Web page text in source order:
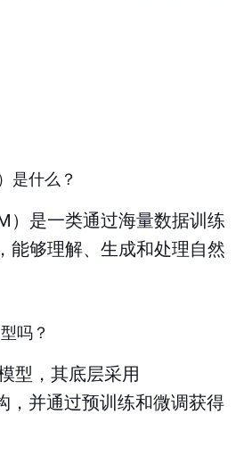
是什么？
）是一类通过海量数据训练
能够理解、生成和处理自然
吗？
型，其底层采用
，并通过预训练和微调获得